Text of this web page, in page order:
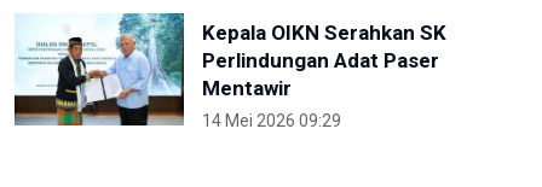
Kepala OIKN Serahkan SK
Perlindungan Adat Paser
Mentawir
14 Mei 2026 09:29